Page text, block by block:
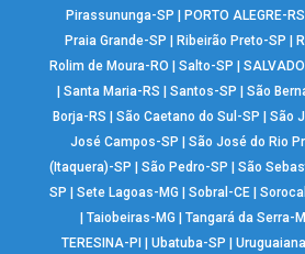
Pirassununga-SP
PORTO ALEGRE-RS
Praia Grande-SP
Ribeirão Preto-SP
Rolim de Moura-RO
Salto-SP
|Santa Maria-RS |Santos-SP |São
Borja-RS
|São Caetano do Sul-SP |São
José Campos-SP
|São José do Rio
(Itaquera)-SP
|São Pedro-SP |São
SP
|Sete Lagoas-MG |Sobral-CE |
Taiobeiras-MG Tangará da Serra-
TERESINA-PI
|Ubatuba-SP |